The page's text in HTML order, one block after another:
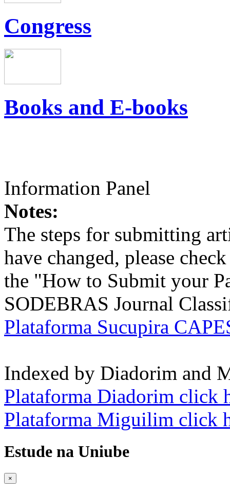
Congress
Books and E-books
Information Panel
Notes:
The steps for submitting
have changed, please
the "How to Submit your
SODEBRAS Journal
Plataforma Sucupira
Indexed by Diadorim and
Plataforma Diadorim click
Plataforma Miguilim click
Estude na Uniube
×